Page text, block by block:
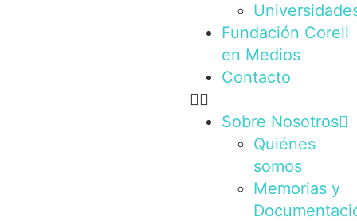
Fundación Corell
en Medios
Contacto
Sobre Nosotros
Quiénes
somos
Memorias y